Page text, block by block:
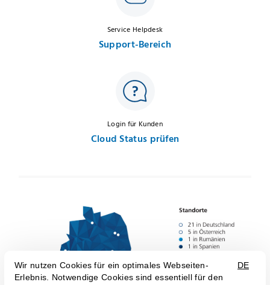
Service Helpdesk
Support-Bereich
Login für Kunden
Cloud Status prüfen